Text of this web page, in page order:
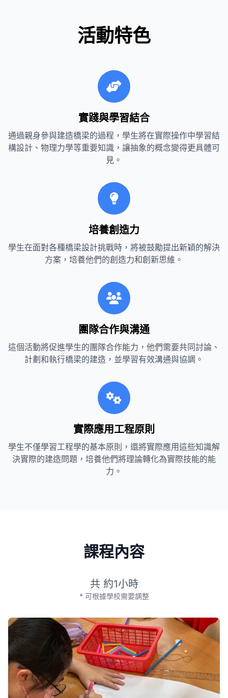
活動特色
實踐與學習結合
通過親身參與建造橋梁的過程，學生將在實際操作中學習結
構設計、物理力學等重要知識，讓抽象的概念變得更具體可
見。
培養創造力
學生在面對各種橋梁設計挑戰時，將被鼓勵提出新穎的解決
方案，培養他們的創造力和創新思維。
團隊合作與溝通
這個活動將促進學生的團隊合作能力，他們需要共同討論、
計劃和執行橋梁的建造，並學習有效溝通與協調。
實際應用工程原則
學生不僅學習工程學的基本原則，還將實際應用這些知識解
決實際的建造問題，培養他們將理論轉化為實際技能的能
力。
課程內容
共 約1小時
* 可根據學校需要調整